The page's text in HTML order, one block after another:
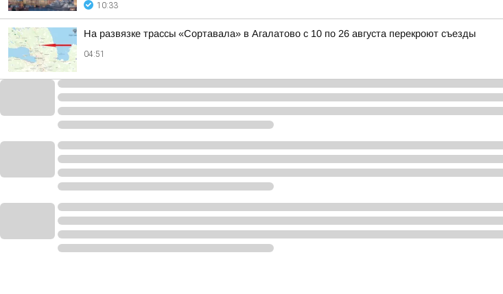
10:33
На развязке трассы «Сортавала» в Агалатово с 10 по 26 августа перекроют съезды
04:51